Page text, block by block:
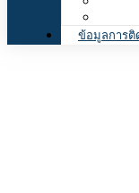
ข้อมูลการติ